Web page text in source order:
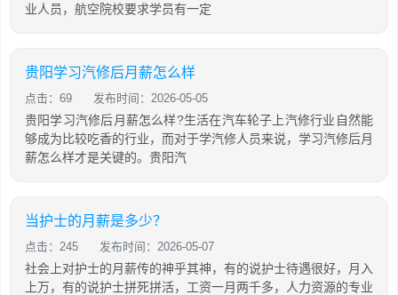
业人员，航空院校要求学员有一定
贵阳学习汽修后月薪怎么样
点击：69 发布时间：2026-05-05
贵阳学习汽修后月薪怎么样?生活在汽车轮子上汽修行业自然能
够成为比较吃香的行业，而对于学汽修人员来说，学习汽修后月
薪怎么样才是关键的。贵阳汽
当护士的月薪是多少？
点击：245 发布时间：2026-05-07
社会上对护士的月薪传的神乎其神，有的说护士待遇很好，月入
上万，有的说护士拼死拼活，工资一月两千多，人力资源的专业